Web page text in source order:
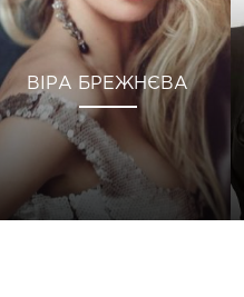
ВІРА БРЕЖНЄВА